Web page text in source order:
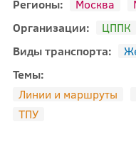
Регионы: Москва
Организации:
ЦППК
Виды транспорта:
Темы:
Линии и маршруты
ТПУ